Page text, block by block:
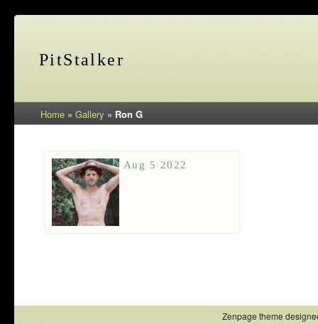
PitStalker
Home » Gallery » Ron G
Aug 5 2022
Zenpage theme